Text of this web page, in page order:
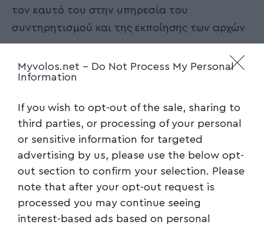
Myvolos.net - Do Not Process My Personal
Information
If you wish to opt-out of the sale, sharing to
third parties, or processing of your personal
or sensitive information for targeted
advertising by us, please use the below opt-
out section to confirm your selection. Please
note that after your opt-out request is
processed you may continue seeing
interest-based ads based on personal
τον εαυτό του στην υπηρεσία του
συντηρητισμού και της εκποίησης των αρχών
του;
Πόσους «χριστιανοπόντους» πήρε σήμερα, με
το περιστέρι ο Αλέξης; Μέτρησα ήδη,
Ιερώνυμο (παλιές γνωριμίες…), περιφερειακά
ανοίγματα σε Μητροπολίτες και σήμερα,
περιστέρια. Για να δούμε τι σκορ θα πετύχει
μέχρι τις εκλογές. Άλλωστε, η ιστορία πάντα
δείχνει ότι οι εκπρόσωποι του θεού έχουν κι
αυτοί την «ευελιξία» να τείνουν «χείρα
φιλίας» ακόμα και στους «αρνητές» τους.